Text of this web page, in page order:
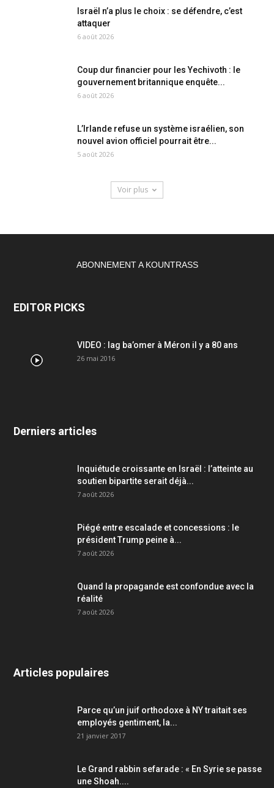
Israël n’a plus le choix : se défendre, c’est
attaquer
6 août 2026
Coup dur financier pour les Yechivoth : le
gouvernement britannique enquête...
6 août 2026
L’Irlande refuse un système israélien, son
nouvel avion officiel pourrait être...
5 août 2026
Voir plus
ABONNEMENT A KOUNTRASS
EDITOR PICKS
VIDEO : lag ba’omer à Méron il y a 80 ans
26 mai 2016
Derniers articles
Inquiétude croissante en Israël : l’atteinte au
soutien bipartite serait déjà...
7 août 2026
Piégé entre escalade et concessions : le
président Trump peine à...
7 août 2026
Quand la propagande est confondue avec la
réalité
7 août 2026
Articles populaires
Parce qu’un juif orthodoxe à NY traitait ses
employés gentiment, la...
21 janvier 2017
Le Grand rabbin sefarade : « En Syrie se passe
une Shoah....